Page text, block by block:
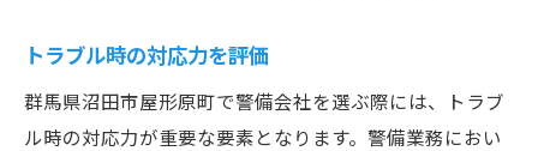
トラブル時の対応力を評価
群馬県沼田市屋形原町で警備会社を選ぶ際には、トラブ
ル時の対応力が重要な要素となります。警備業務におい